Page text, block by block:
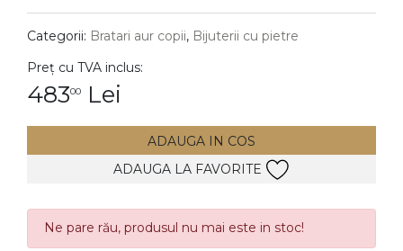
DIAMANTE Vezi toate
Cercei
Accesorii
Categorii: Bratari aur copii, Bijuterii cu pietre
Preț cu TVA inclus:
48300 Lei
ADAUGA IN COS
ADAUGA LA FAVORITE
Ne pare rău, produsul nu mai este in stoc!